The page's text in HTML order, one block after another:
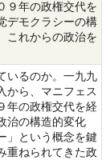
９年の政権交代を
デモクラシーの構
これからの政治を
いるのか。一九九
から、マニフェス
年の政権交代を経
治の構造的変化
」という概念を鍵
重ねられてきた政